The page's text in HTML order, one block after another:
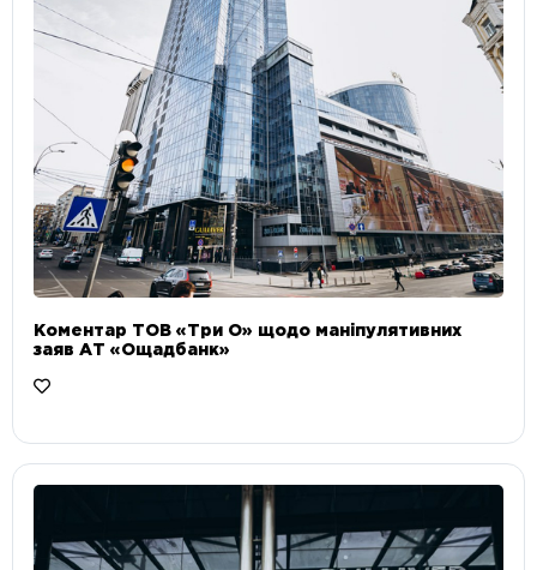
Коментар ТОВ «Три О» щодо маніпулятивних
заяв АТ «Ощадбанк»